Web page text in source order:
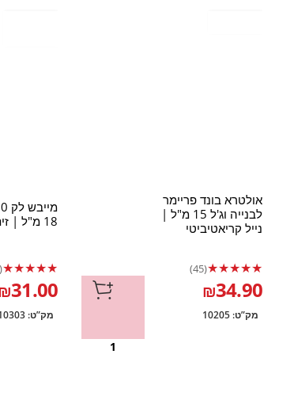
אולטרא בונד פריימר
לבנייה וג'ל 15 מ"ל |
נייל קריאטיביטי
★
★
★
★
★
(45)
₪34.90
מק”ט:10205
18 מ"ל | זית
★
★
★
★
★
(5)
31.00
מק”ט: